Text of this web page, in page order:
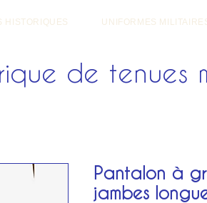
HISTORIQUES UNIFORMES
de tenues
Pantalon à
jambes